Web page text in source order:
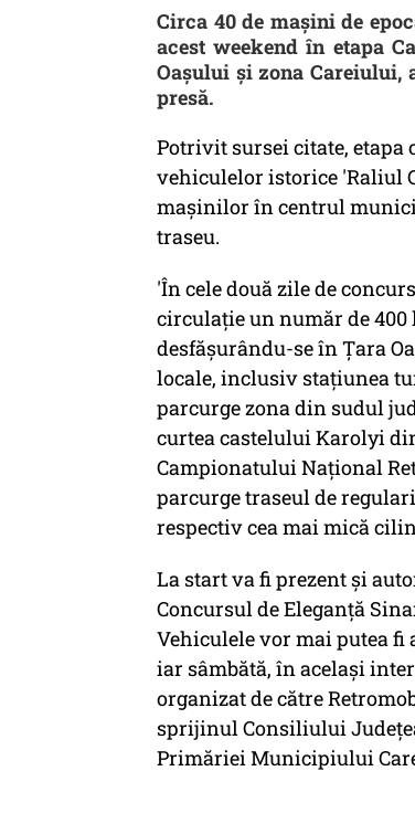
Circa 40 de maşini de
acest weekend în etapa
Oaşului şi zona
presă.
Potrivit sursei citate,
vehiculelor istorice 'Raliul
maşinilor în centrul
traseu.
'În cele două zile de
circulaţie un număr de
desfăşurându-se în Ţara
locale, inclusiv staţiunea
parcurge zona din sudul
curtea castelului Karolyi
Campionatului Naţional
parcurge traseul de
respectiv cea mai mică
La start va fi prezent şi
Concursul de Eleganţă
Vehiculele vor mai putea fi
iar sâmbătă, în acelaşi
organizat de către
sprijinul Consiliului
Primăriei Municipiului